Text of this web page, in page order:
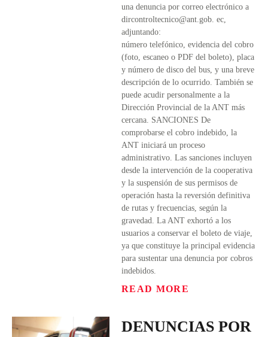
una denuncia por correo electrónico a
dircontroltecnico@ant.gob. ec,
adjuntando:
número telefónico, evidencia del cobro
(foto, escaneo o PDF del boleto), placa
y número de disco del bus, y una breve
descripción de lo ocurrido. También se
puede acudir personalmente a la
Dirección Provincial de la ANT más
cercana. SANCIONES De
comprobarse el cobro indebido, la
ANT iniciará un proceso
administrativo. Las sanciones incluyen
desde la intervención de la cooperativa
y la suspensión de sus permisos de
operación hasta la reversión definitiva
de rutas y frecuencias, según la
gravedad. La ANT exhortó a los
usuarios a conservar el boleto de viaje,
ya que constituye la principal evidencia
para sustentar una denuncia por cobros
indebidos.
READ MORE
DENUNCIAS POR